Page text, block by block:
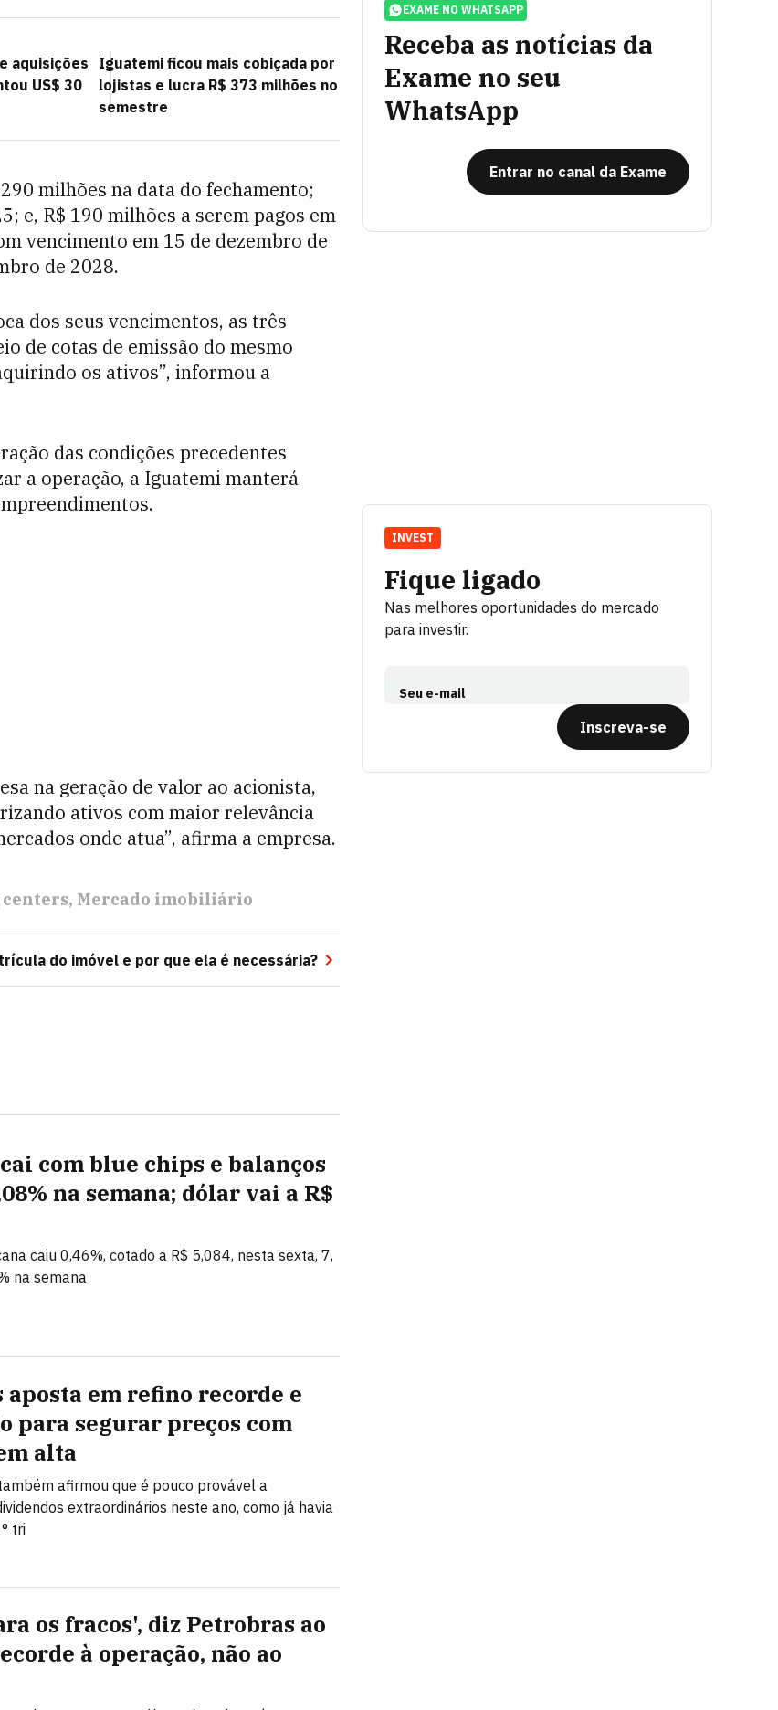
aquisições
US$ 30
Iguatemi ficou mais cobiçada por
lojistas e lucra R$ 373 milhões no
semestre
milhões na data do fechamento;
e, R$ 190 milhões a serem pagos em
vencimento em 15 de dezembro de
de 2028.
dos seus vencimentos, as três
de cotas de emissão do mesmo
os ativos”, informou a
das condições precedentes
a operação, a Iguatemi manterá
na geração de valor ao acionista,
ativos com maior relevância
onde atua”, afirma a empresa.
Mercado imobiliário
do imóvel e por que ela é necessária?
com blue chips e balanços
na semana; dólar vai a R$
caiu 0,46%, cotado a R$ 5,084, nesta sexta, 7,
na semana
aposta em refino recorde e
para segurar preços com
alta
afirmou que é pouco provável a
extraordinários neste ano, como já havia
tri
os fracos', diz Petrobras ao
à operação, não ao
EXAME NO WHATSAPP
Receba as notícias da
Exame no seu
WhatsApp
Entrar no canal da Exame
Fique ligado
Nas melhores oportunidades do mercado
para investir.
Seu e-mail
Inscreva-se
INVEST